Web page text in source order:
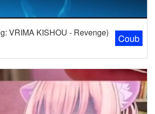
Coub
VRIMA KISHOU - Revenge)